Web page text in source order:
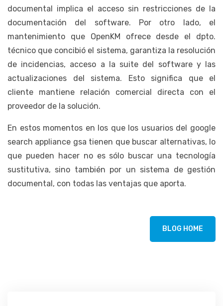
documental implica el acceso sin restricciones de la
documentación del software. Por otro lado, el
mantenimiento que OpenKM ofrece desde el dpto.
técnico que concibió el sistema, garantiza la resolución
de incidencias, acceso a la suite del software y las
actualizaciones del sistema. Esto significa que el
cliente mantiene relación comercial directa con el
proveedor de la solución.
En estos momentos en los que los usuarios del google
search appliance gsa tienen que buscar alternativas, lo
que pueden hacer no es sólo buscar una tecnología
sustitutiva, sino también por un sistema de gestión
documental, con todas las ventajas que aporta.
BLOG HOME